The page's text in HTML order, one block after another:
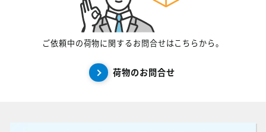
ご依頼中の荷物に関するお問合せはこちらから。
荷物のお問合せ